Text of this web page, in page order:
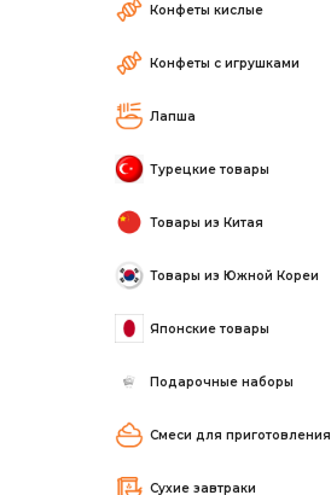
Конфеты кислые
Конфеты с игрушками
Лапша
Турецкие товары
Товары из Китая
Товары из Южной Кореи
Японские товары
Подарочные наборы
Смеси для приготовления
Сухие завтраки